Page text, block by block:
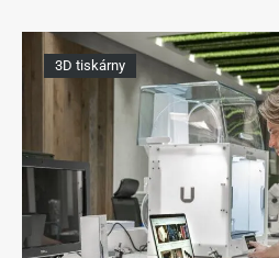
3D tiskárny